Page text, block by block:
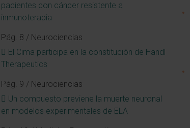
pacientes con cáncer resistente a
inmunoterapia
Pág. 8 / Neurociencias
El Cima participa en la constitución de Handl
Therapeutics
Pág. 9 / Neurociencias
Un compuesto previene la muerte neuronal
en modelos experimentales de ELA